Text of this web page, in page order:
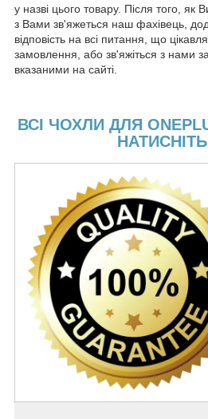
у назві цього товару. Після того,
з Вами зв'яжеться наш фахівець,
відповість на всі питання, що
замовлення, або зв'яжіться з нами
вказаними на сайті.
ВСІ ЧОХЛИ ДЛЯ